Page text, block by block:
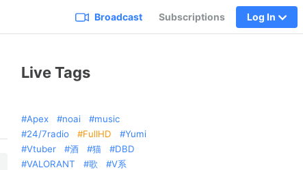
Broadcast Subscriptions Log In
Live Tags
Apex noai
music
24/7radio
FullHD
Yumi
Vtuber
酒 猫
DBD
VALORANT
歌
V系